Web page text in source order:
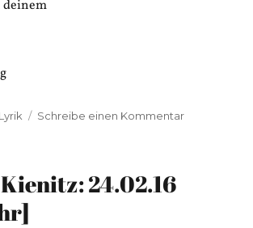
deinem
Lyrik Schreibe einen Kommentarzu
24.02.16